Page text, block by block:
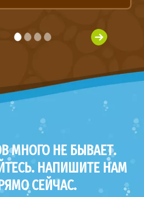
МНОГО НЕ БЫВАЕТ.
НАПИШИТЕ НАМ
СЕЙЧАС.